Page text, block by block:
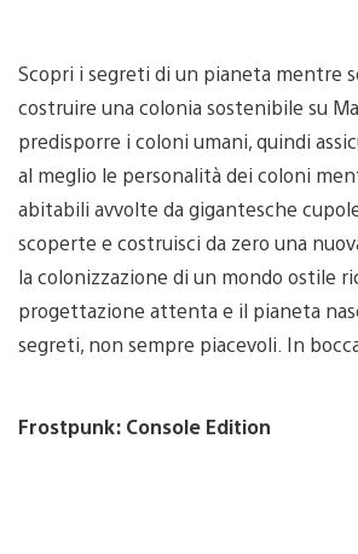
Scopri i segreti di un pianeta mentre
costruire una colonia sostenibile su
predisporre i coloni umani, quindi
al meglio le personalità dei coloni
abitabili avvolte da gigantesche
scoperte e costruisci da zero una
la colonizzazione di un mondo ostile
progettazione attenta e il pianeta
segreti, non sempre piacevoli. In
Frostpunk: Console Edition